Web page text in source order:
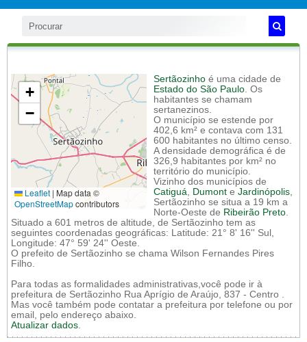
+
−
Leaflet | Map data ©
OpenStreetMapcontributors
Sertãozinho é uma cidade de
Estado do São Paulo. Os
habitantes se chamam
sertanezinos.
O município se estende por
402,6 km² e contava com 131
600 habitantes no último censo.
A densidade demográfica é de
326,9 habitantes por km² no
território do município.
Vizinho dos municípios de
Catiguá, Dumont e Jardinópolis,
Sertãozinho se situa a 19 km a
Norte-Oeste de Ribeirão Preto.
Situado a 601 metros de altitude, de Sertãozinho tem as
seguintes coordenadas geográficas: Latitude: 21° 8' 16'' Sul,
Longitude: 47° 59' 24'' Oeste.
O prefeito de Sertãozinho se chama Wilson Fernandes Pires
Filho.
Para todas as formalidades administrativas,você pode ir à
prefeitura de Sertãozinho Rua Aprígio de Araújo, 837 - Centro .
Mas você também pode contatar a prefeitura por telefone ou por
email, pelo endereço abaixo.
Atualizar dados.